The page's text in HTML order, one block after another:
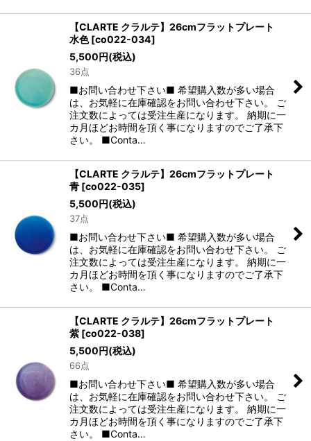
【CLARTE クラルテ】26cmフラットプレート
水色 [co022-034]
5,500円(税込)
36点
■お問い合わせ下さい■ 希望購入数が多い場合
は、お気軽に在庫確認をお問い合わせ下さい。 ご
注文数によっては受注生産になります。 納期に一
カ月ほどお時間を頂く事になりますのでご了承下
さい。 ■Conta…
【CLARTE クラルテ】26cmフラットプレート
青 [co022-035]
5,500円(税込)
37点
■お問い合わせ下さい■ 希望購入数が多い場合
は、お気軽に在庫確認をお問い合わせ下さい。 ご
注文数によっては受注生産になります。 納期に一
カ月ほどお時間を頂く事になりますのでご了承下
さい。 ■Conta…
【CLARTE クラルテ】26cmフラットプレート
紫 [co022-038]
5,500円(税込)
66点
■お問い合わせ下さい■ 希望購入数が多い場合
は、お気軽に在庫確認をお問い合わせ下さい。 ご
注文数によっては受注生産になります。 納期に一
カ月ほどお時間を頂く事になりますのでご了承下
さい。 ■Conta…